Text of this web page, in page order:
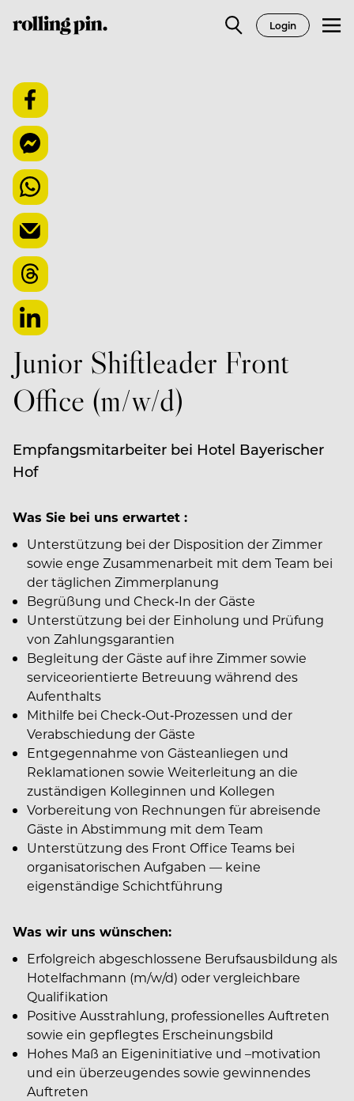
Login
Junior Shiftleader Front
Office (m/w/d)
Empfangsmitarbeiter bei Hotel Bayerischer
Hof
Was Sie bei uns erwartet :
Unterstützung bei der Disposition der Zimmer
sowie enge Zusammenarbeit mit dem Team bei
der täglichen Zimmerplanung
Begrüßung und Check‑In der Gäste
Unterstützung bei der Einholung und Prüfung
von Zahlungsgarantien
Begleitung der Gäste auf ihre Zimmer sowie
serviceorientierte Betreuung während des
Aufenthalts
Mithilfe bei Check‑Out‑Prozessen und der
Verabschiedung der Gäste
Entgegennahme von Gästeanliegen und
Reklamationen sowie Weiterleitung an die
zuständigen Kolleginnen und Kollegen
Vorbereitung von Rechnungen für abreisende
Gäste in Abstimmung mit dem Team
Unterstützung des Front Office Teams bei
organisatorischen Aufgaben — keine
eigenständige Schichtführung
Was wir uns wünschen:
Erfolgreich abgeschlossene Berufsausbildung als
Hotelfachmann (m/w/d) oder vergleichbare
Qualifikation
Positive Ausstrahlung, professionelles Auftreten
sowie ein gepflegtes Erscheinungsbild
Hohes Maß an Eigeninitiative und –motivation
und ein überzeugendes sowie gewinnendes
Auftreten